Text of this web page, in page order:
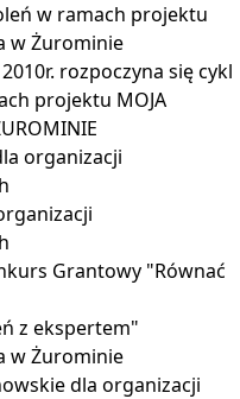
w ramach projektu
w Żurominie
rozpoczyna się cykl
projektu MOJA
organizacji
Grantowy "Równać
z ekspertem"
w Żurominie
dla organizacji